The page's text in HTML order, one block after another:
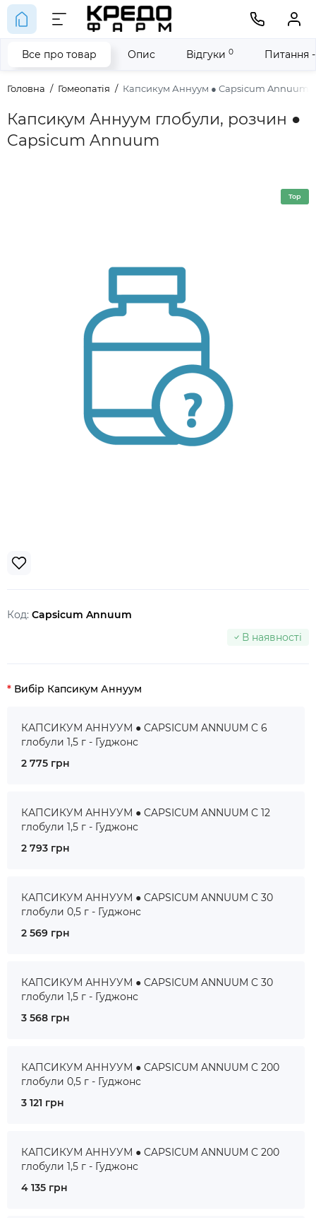
Головна Гомеопатія Капсикум Аннуум ● Capsicum Annuum
Капсикум Аннуум глобули, розчин ●
Capsicum Annuum
Все про товар Опис Відгуки 0 Питання
Top
Код: Capsicum Annuum
В наявності
Вибір Капсикум Аннуум
КАПСИКУМ АННУУМ ● CAPSICUM ANNUUM C 6
глобули 1,5 г - Гуджонс
2 775 грн
КАПСИКУМ АННУУМ ● CAPSICUM ANNUUM C 12
глобули 1,5 г - Гуджонс
2 793 грн
КАПСИКУМ АННУУМ ● CAPSICUM ANNUUM C 30
глобули 0,5 г - Гуджонс
2 569 грн
КАПСИКУМ АННУУМ ● CAPSICUM ANNUUM C 30
глобули 1,5 г - Гуджонс
3 568 грн
КАПСИКУМ АННУУМ ● CAPSICUM ANNUUM C 200
глобули 0,5 г - Гуджонс
3 121 грн
КАПСИКУМ АННУУМ ● CAPSICUM ANNUUM C 200
глобули 1,5 г - Гуджонс
4 135 грн